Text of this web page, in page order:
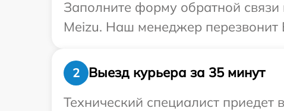
Заполните форму обратной
Meizu. Наш менеджер перезвонит
2
Выезд курьера за 35 минут
Технический специалист